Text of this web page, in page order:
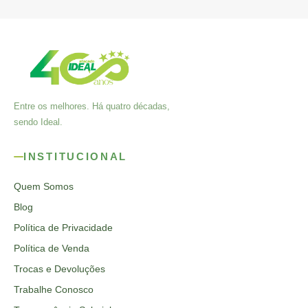
Entre os melhores. Há quatro décadas,
sendo Ideal.
INSTITUCIONAL
Quem Somos
Blog
Política de Privacidade
Política de Venda
Trocas e Devoluções
Trabalhe Conosco